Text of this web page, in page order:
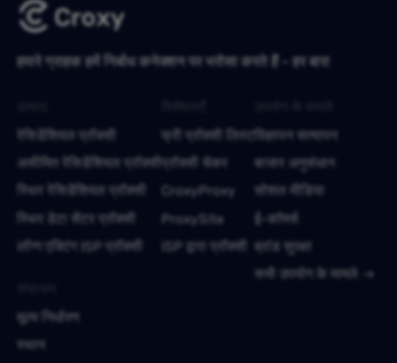
हमारे ग्राहक हमें निर्बाध कनेक्शन पर भरोसा करते हैं - हर बार!
रेसिडेंशियल प्रॉक्सी
असीमित रेसिडेंशियल प्रॉक्सी
स्थिर रेसिडेंशियल प्रॉक्सी
स्थिर डेटा सेंटर प्रॉक्सी
लॉन्ग एक्टिंग ISP प्रॉक्सी
फ्री प्रॉक्सी लिस्ट
प्रॉक्सी चेकर
CroxyProxy
ProxySite
ISP द्वारा प्रॉक्सी
विज्ञापन सत्यापन
बाजार अनुसंधान
सोशल मीडिया
ई-कॉमर्स
ब्रांड सुरक्षा
सभी उपयोग के मामले
मूल्य निर्धारण
स्थान